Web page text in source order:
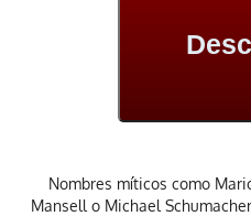
Nombres míticos como
Mansell o Michael